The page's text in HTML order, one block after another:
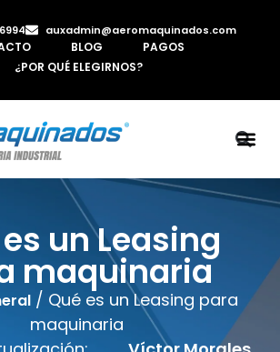
auxadmin@aeromaquinados.com
BLOG
PAGOS
¿POR QUÉ ELEGIRNOS?
un Leasing
maquinaria
/ Qué es un Leasing para
maquinaria